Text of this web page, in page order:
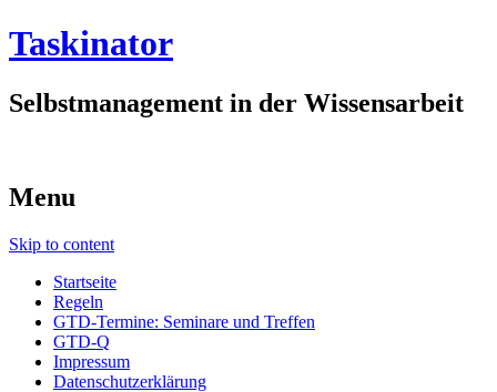
Taskinator
Selbstmanagement in der Wissensarbeit
Menu
Skip to content
Startseite
Regeln
GTD-Termine: Seminare und Treffen
GTD-Q
Impressum
Datenschutzerklärung